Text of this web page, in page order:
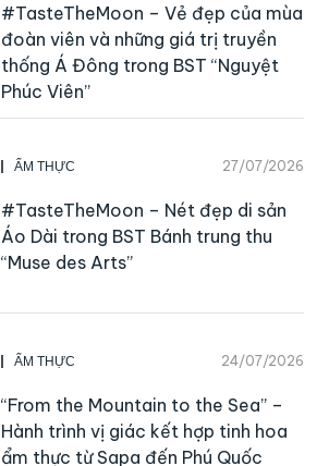
#TasteTheMoon – Vẻ đẹp của mùa
đoàn viên và những giá trị truyền
thống Á Đông trong BST “Nguyệt
Phúc Viên”
ẨM THỰC 27/07/2026
#TasteTheMoon – Nét đẹp di sản
Áo Dài trong BST Bánh trung thu
“Muse des Arts”
ẨM THỰC 24/07/2026
“From the Mountain to the Sea” –
Hành trình vị giác kết hợp tinh hoa
ẩm thực từ Sapa đến Phú Quốc